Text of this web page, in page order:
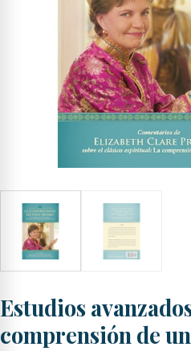
Estudios
comprensión de